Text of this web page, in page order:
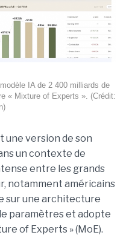
IA de 2 400 milliards de
« Mixture of Experts ». (Crédit:
une version de son
un contexte de
entre les grands
notamment américains
sur une architecture
paramètres et adopte
of Experts » (MoE).